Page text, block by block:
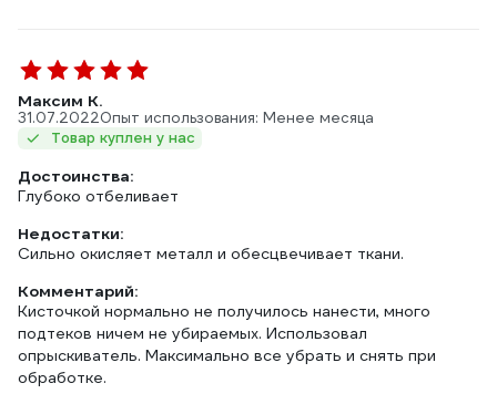
Максим К.
31.07.2022Опыт использования: Менее месяца
Товар куплен у нас
Достоинства:
Глубоко отбеливает
Недостатки:
Сильно окисляет металл и обесцвечивает ткани.
Комментарий:
Кисточкой нормально не получилось нанести, много
подтеков ничем не убираемых. Использовал
опрыскиватель. Максимально все убрать и снять при
обработке.